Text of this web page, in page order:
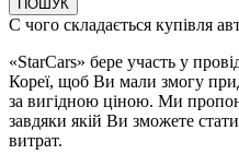
ПОШУК
С чого складається купівля
«StarCars» бере участь у
Кореї, щоб Ви мали змогу
за вигідною ціною. Ми
завдяки якій Ви зможете
витрат.